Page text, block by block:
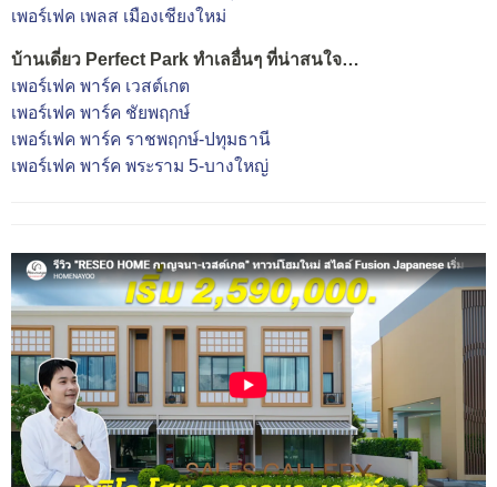
เพอร์เฟค เพลส เมืองเชียงใหม่
บ้านเดี่ยว Perfect Park ทำเลอื่นๆ ที่น่าสนใจ…
เพอร์เฟค พาร์ค เวสต์เกต
เพอร์เฟค พาร์ค ชัยพฤกษ์
เพอร์เฟค พาร์ค ราชพฤกษ์-ปทุมธานี
เพอร์เฟค พาร์ค พระราม 5-บางใหญ่